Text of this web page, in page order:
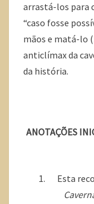
arrastá-los para
“caso fosse
mãos e matá-lo (
anticlímax da
da história.
ANOTAÇÕES
Esta